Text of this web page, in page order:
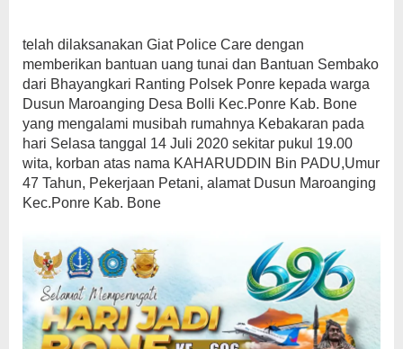
telah dilaksanakan Giat Police Care dengan
memberikan bantuan uang tunai dan Bantuan Sembako
dari Bhayangkari Ranting Polsek Ponre kepada warga
Dusun Maroanging Desa Bolli Kec.Ponre Kab. Bone
yang mengalami musibah rumahnya Kebakaran pada
hari Selasa tanggal 14 Juli 2020 sekitar pukul 19.00
wita, korban atas nama KAHARUDDIN Bin PADU,Umur
47 Tahun, Pekerjaan Petani, alamat Dusun Maroanging
Kec.Ponre Kab. Bone